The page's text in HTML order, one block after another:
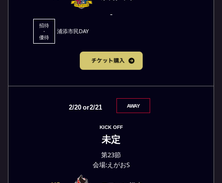
-
招待
・
優待
浦添市民DAY
2/20 or2/21 AWAY
KICK OFF
未定
第23節
会場:えがおS